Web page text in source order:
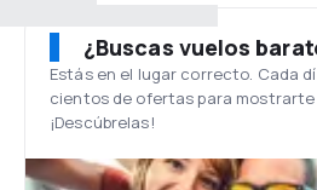
¿Buscas vuelos
Estás en el lugar correcto. Cada
cientos de ofertas para mostrarte
¡Descúbrelas!